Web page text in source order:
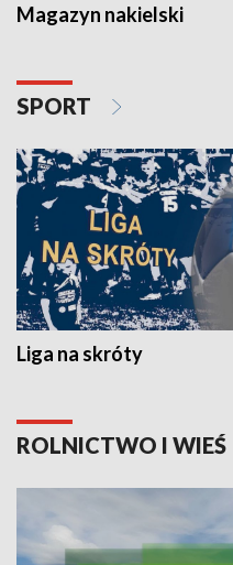
Magazyn nakielski
SPORT
Liga na skróty
ROLNICTWO I WIEŚ